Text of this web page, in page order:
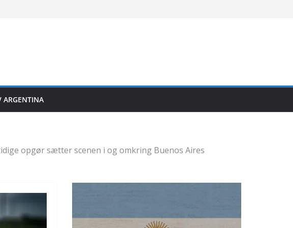
ARGENTINA
opgør sætter scenen i og omkring Buenos Aires